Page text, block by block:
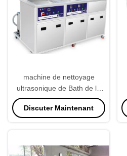
machine de nettoyage
ultrasonique de Bath de la
fente 22kw, lavage
ultrasonique de short de la
Discuter Maintenant